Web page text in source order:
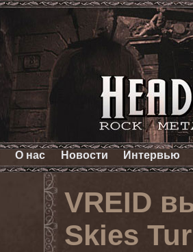
О нас Новости Интервью
VREID
Skies